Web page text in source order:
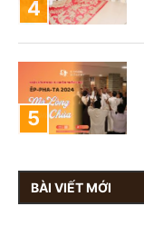
BÀI VIẾT MỚI